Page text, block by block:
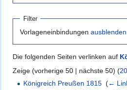
Filter
Vorlageneinbindungen ausblenden
Die folgenden Seiten verlinken auf
Zeige (vorherige 50 | nächste 50) (20
Königreich Preußen 1815 ‎(←